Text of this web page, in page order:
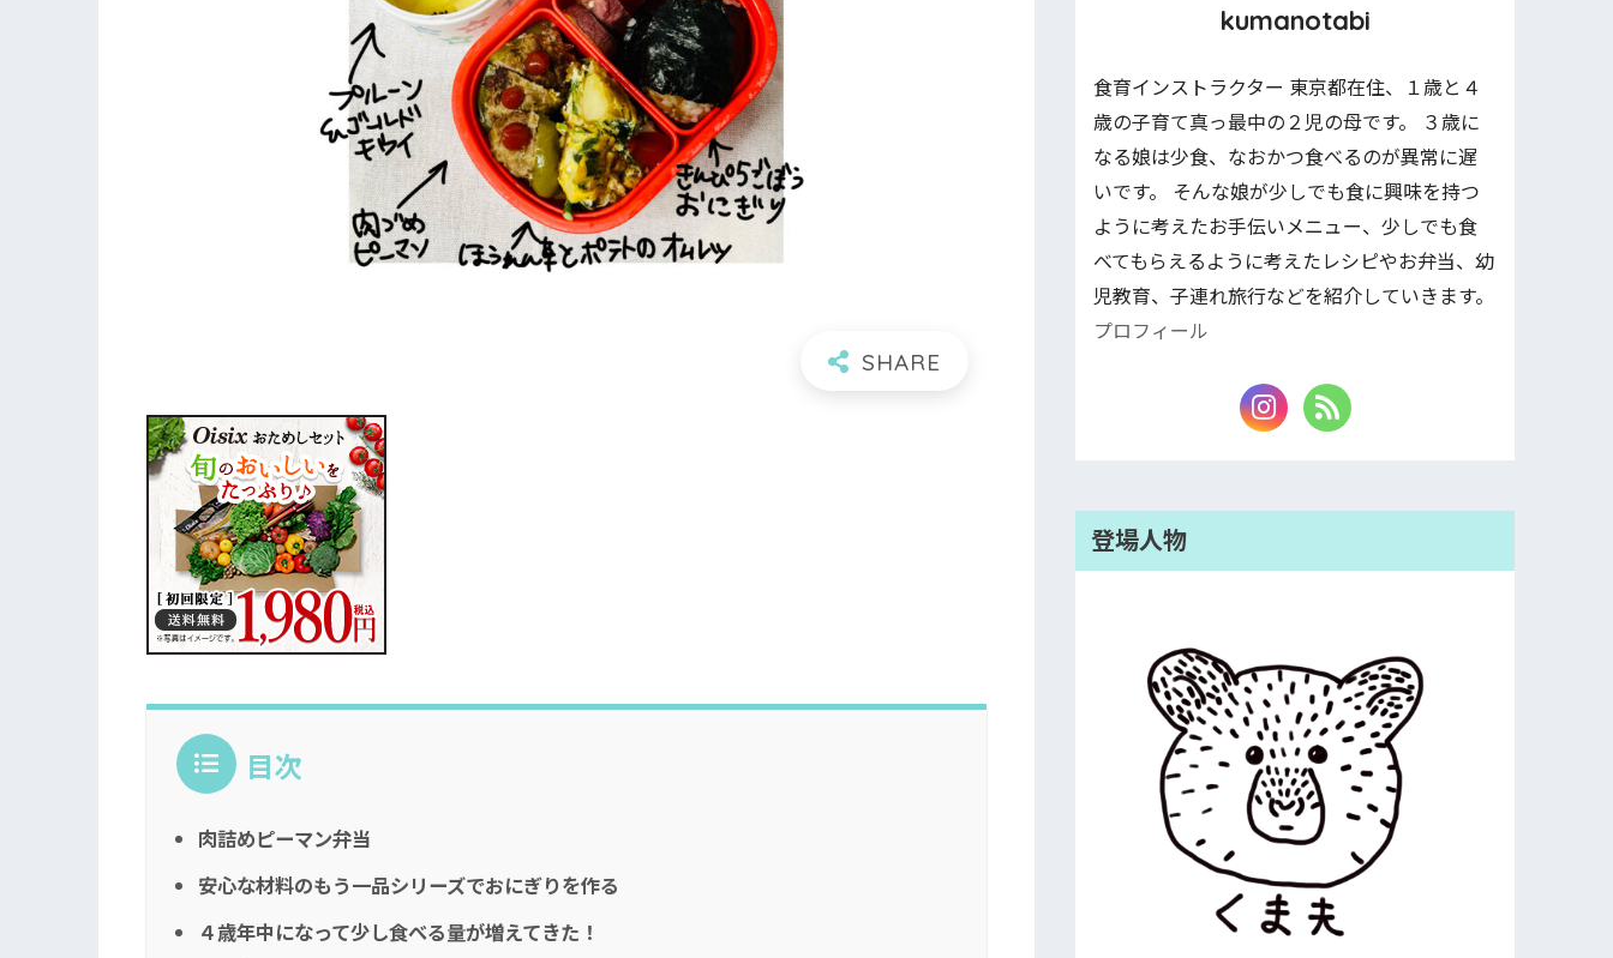
目次
肉詰めピーマン弁当
安心な材料のもう一品シリーズでおにぎりを作る
４歳年中になって少し食べる量が増えてきた！
kumanotabi
食育インストラクター 東京都在住、１歳と４
歳の子育て真っ最中の２児の母です。 ３歳に
なる娘は少食、なおかつ食べるのが異常に遅
いです。 そんな娘が少しでも食に興味を持つ
ように考えたお手伝いメニュー、少しでも食
べてもらえるように考えたレシピやお弁当、幼
児教育、子連れ旅行などを紹介していきます。
プロフィール
登場人物